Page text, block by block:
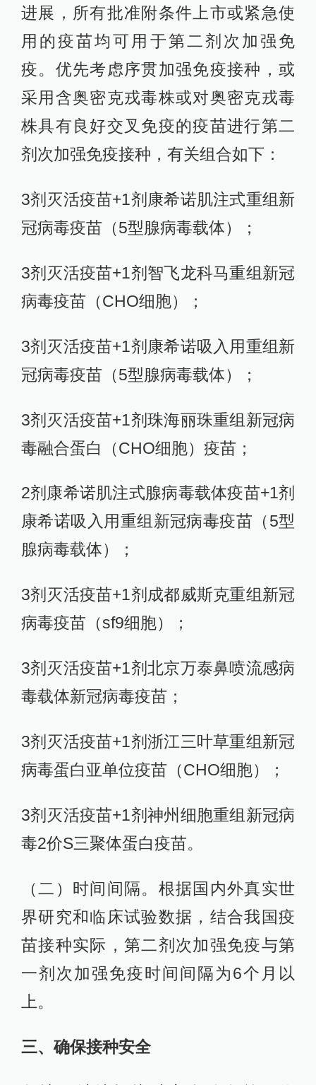
进展，所有批准附条件上市或紧急使
用的疫苗均可用于第二剂次加强免
疫。优先考虑序贯加强免疫接种，或
采用含奥密克戎毒株或对奥密克戎毒
株具有良好交叉免疫的疫苗进行第二
剂次加强免疫接种，有关组合如下：
3剂灭活疫苗+1剂康希诺肌注式重组新
冠病毒疫苗（5型腺病毒载体）；
3剂灭活疫苗+1剂智飞龙科马重组新冠
病毒疫苗（CHO细胞）；
3剂灭活疫苗+1剂康希诺吸入用重组新
冠病毒疫苗（5型腺病毒载体）；
3剂灭活疫苗+1剂珠海丽珠重组新冠病
毒融合蛋白（CHO细胞）疫苗；
2剂康希诺肌注式腺病毒载体疫苗+1剂
康希诺吸入用重组新冠病毒疫苗（5型
腺病毒载体）；
3剂灭活疫苗+1剂成都威斯克重组新冠
病毒疫苗（sf9细胞）；
3剂灭活疫苗+1剂北京万泰鼻喷流感病
毒载体新冠病毒疫苗；
3剂灭活疫苗+1剂浙江三叶草重组新冠
病毒蛋白亚单位疫苗（CHO细胞）；
3剂灭活疫苗+1剂神州细胞重组新冠病
毒2价S三聚体蛋白疫苗。
（二）时间间隔。根据国内外真实世
界研究和临床试验数据，结合我国疫
苗接种实际，第二剂次加强免疫与第
一剂次加强免疫时间间隔为6个月以
上。
三、确保接种安全